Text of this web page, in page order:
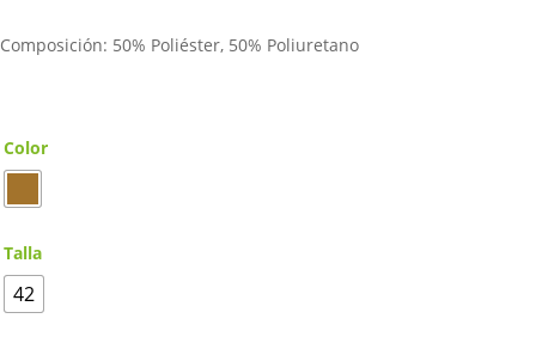
era:
175,00€.
es:
140,00€.
Composición: 50% Poliéster, 50% Poliuretano
Color
Talla
42